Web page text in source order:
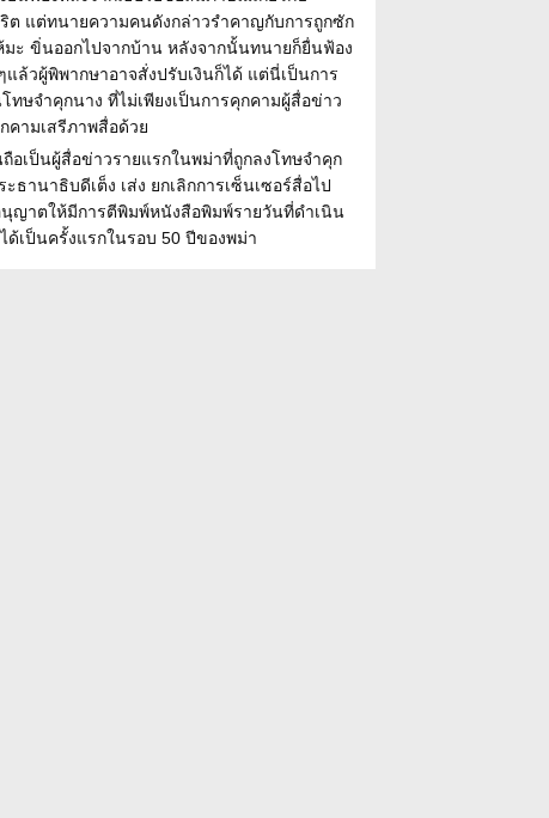
ต แต่ทนายความคนดังกล่าวรำคาญกับการถูกซัก
มะ ขิ่นออกไปจากบ้าน หลังจากนั้นทนายก็ยื่นฟ้อง
แล้วผู้พิพากษาอาจสั่งปรับเงินก็ได้ แต่นี่เป็นการ
ทษจำคุกนาง ที่ไม่เพียงเป็นการคุกคามผู้สื่อข่าว
คามเสรีภาพสื่อด้วย
อเป็นผู้สื่อข่าวรายแรกในพม่าที่ถูกลงโทษจำคุก
ธานาธิบดีเต็ง เส่ง ยกเลิกการเซ็นเซอร์สื่อไป
นุญาตให้มีการตีพิมพ์หนังสือพิมพ์รายวันที่ดำเนิน
ด้เป็นครั้งแรกในรอบ 50 ปีของพม่า